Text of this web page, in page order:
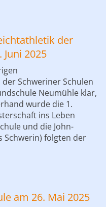
der
2025
Schweriner Schulen
Neumühle klar,
wurde die 1.
ins Leben
und die John-
Schwerin) folgten der
am 26. Mai 2025